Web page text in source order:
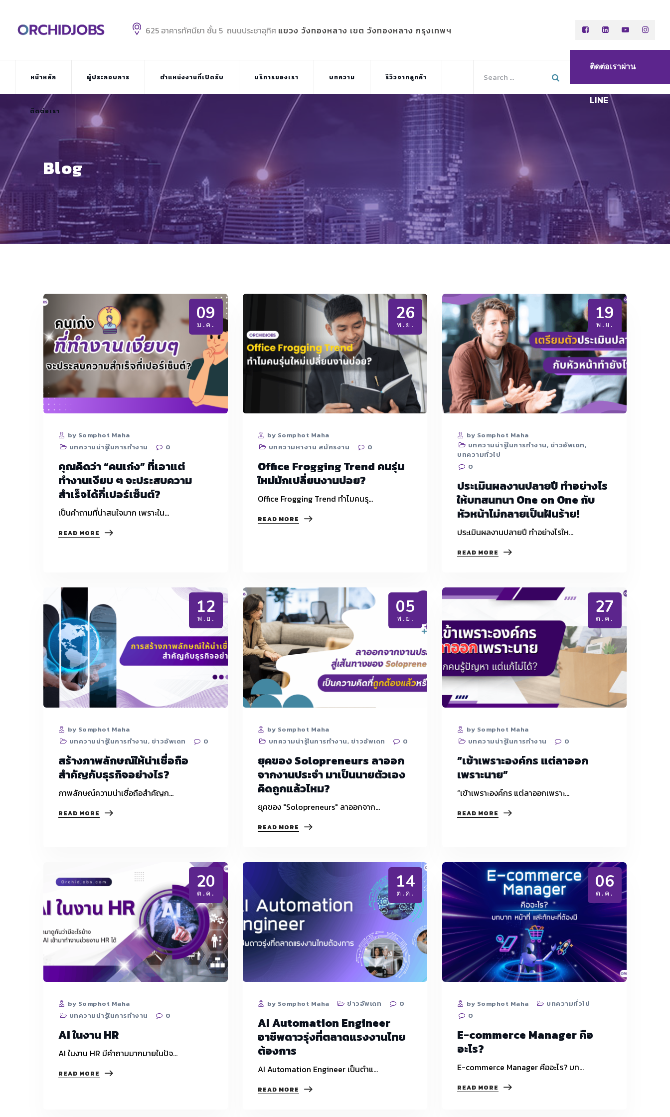
content
625 อาคารทัศนียา ชั้น 5 ถนนประชาอุทิศ แขวง วังทองหลาง เขต วังทองหลาง กรุงเทพฯ
หน้าหลัก ผู้ประกอบการ ตำแหน่งงานที่เปิดรับ บริการของเรา บทความ รีวิวจากลูกค้า
ติดต่อเรา
ติดต่อเราผ่าน
LINE
Blog
09
ม.ค.
by Somphot Maha
บทความน่ารู้ในการทำงาน
0
คุณคิดว่า “คนเก่ง” ที่เอาแต่
ทำงานเงียบ ๆ จะประสบความ
สำเร็จได้กี่เปอร์เซ็นต์?
เป็นคำถามที่น่าสนใจมาก เพราะใน…
READ MORE คุณ
เงียบ
ๆ
จะ
ประสบ
ความ
สำเร็จ
ได้
กี่
เปอร์เซ็นต์?
26
พ.ย.
by Somphot Maha
บทความหางาน สมัครงาน
0
Office Frogging Trend คนรุ่น
ใหม่มักเปลี่ยนงานบ่อย?
Office Frogging Trend ทำไมคนรุ…
READ MORE OFFICE
งาน
บ่อย?
19
พ.ย.
by Somphot Maha
บทความน่ารู้ในการทำงาน, ข่าวอัพเดท,
บทความทั่วไป
0
ประเมินผลงานปลายปี ทำอย่างไร
ให้บทสนทนา One on One กับ
หัวหน้าไม่กลายเป็นฝันร้าย!
ประเมินผลงานปลายปี ทำอย่างไรให…
READ MORE ประเมิน
ปี
ทำ
อย่างไร
บท
สนทนา ONE
ON
ONE
กับ
หัวหน้า
ไม่
ฝัน
12
พ.ย.
by Somphot Maha
บทความน่ารู้ในการทำงาน, ข่าวอัพเดท 0
สร้างภาพลักษณ์ให้น่าเชื่อถือ
สำคัญกับธุรกิจอย่างไร?
ภาพลักษณ์ความน่าเชื่อถือสำคัญก…
READ MORE สร้าง
สำคัญ
กับ
อย่างไร?
05
พ.ย.
by Somphot Maha
บทความน่ารู้ในการทำงาน, ข่าวอัพเดท 0
ยุคของ Solopreneurs ลาออก
จากงานประจำ มาเป็นนายตัวเอง
คิดถูกแล้วไหม?
ยุคของ "Solopreneurs" ลาออกจาก…
READ MORE ยุค
ออก
จาก
ประจำ
มา
เป็น
ตัว
คิด
27
ต.ค.
by Somphot Maha
บทความน่ารู้ในการทำงาน
0
“เข้าเพราะองค์กร แต่ลาออก
เพราะนาย”
“เข้าเพราะองค์กร แต่ลาออกเพราะ…
READ MORE “เข้า
นาย”
20
ต.ค.
by Somphot Maha
บทความน่ารู้ในการทำงาน
0
AI ในงาน HR
AI ในงาน HR มีคำถามมากมายในปัจ…
READ MORE AI
14
ต.ค.
by Somphot Maha ข่าวอัพเดท 0
AI Automation Engineer
อาชีพดาวรุ่งที่ตลาดแรงงานไทย
ต้องการ
AI Automation Engineer เป็นตำแ…
READ MORE AI
06
ต.ค.
by Somphot Maha
บทความทั่วไป
0
E-commerce Manager คือ
อะไร?
E-commerce Manager คืออะไร? บท…
READ MORE E-